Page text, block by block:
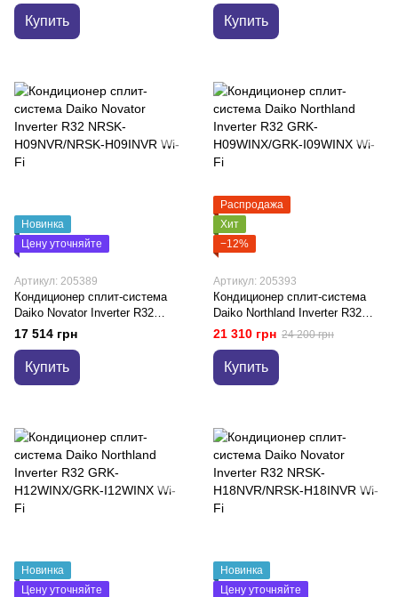
Купить Купить
Новинка
Цену уточняйте
Артикул: 205389
Кондиционер сплит-система
Daiko Novator Inverter R32
NRSK-H09NVR/NRSK-H09INVR
17 514 грн
Купить
Распродажа
Хит
−12%
Артикул: 205393
Кондиционер сплит-система
Daiko Northland Inverter R32
GRK-H09WINX/GRK-I09WINX
21 310 грн 24 200 грн
Купить
Новинка
Цену уточняйте
Новинка
Цену уточняйте